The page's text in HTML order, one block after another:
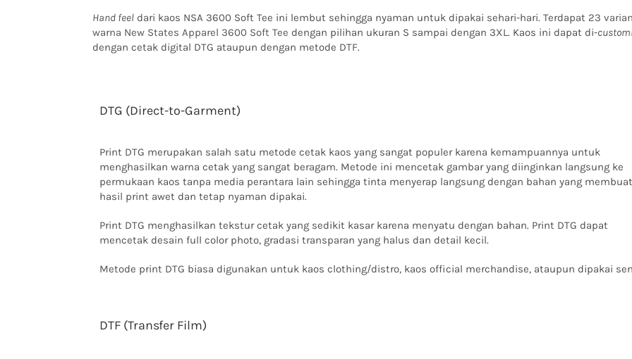
Hand feeldari kaos NSA 3600 Soft Tee ini lembut sehingga nyaman untuk dipakai sehari-hari. Terdapat 23 varian
warna New States Apparel 3600 Soft Tee dengan pilihan ukuran S sampai dengan 3XL. Kaos ini dapat di-
dengan cetak digital DTG ataupun dengan metode DTF.
DTG (Direct-to-Garment)
Print DTG merupakan salah satu metode cetak kaos yang sangat populer karena kemampuannya untuk
menghasilkan warna cetak yang sangat beragam. Metode ini mencetak gambar yang diinginkan langsung ke
permukaan kaos tanpa media perantara lain sehingga tinta menyerap langsung dengan bahan yang membuat
hasil print awet dan tetap nyaman dipakai.
Print DTG menghasilkan tekstur cetak yang sedikit kasar karena menyatu dengan bahan. Print DTG dapat
mencetak desain full color photo, gradasi transparan yang halus dan detail kecil.
Metode print DTG biasa digunakan untuk kaos clothing/distro, kaos official merchandise, ataupun dipakai
DTF (Transfer Film)